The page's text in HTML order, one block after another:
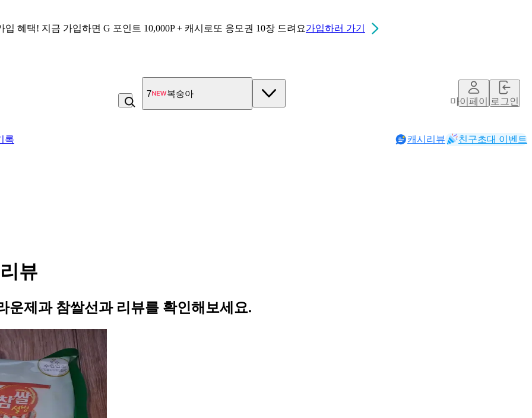
입 혜택! 지금 가입하면 G 포인트 10,000P + 캐시로또 응모권 10장 드려요가입하러 가기
7 복숭아
마이페이지로그인
록 캐시리뷰 친구초대 이벤트
뷰
운제과 참쌀선과 리뷰를 확인해보세요.